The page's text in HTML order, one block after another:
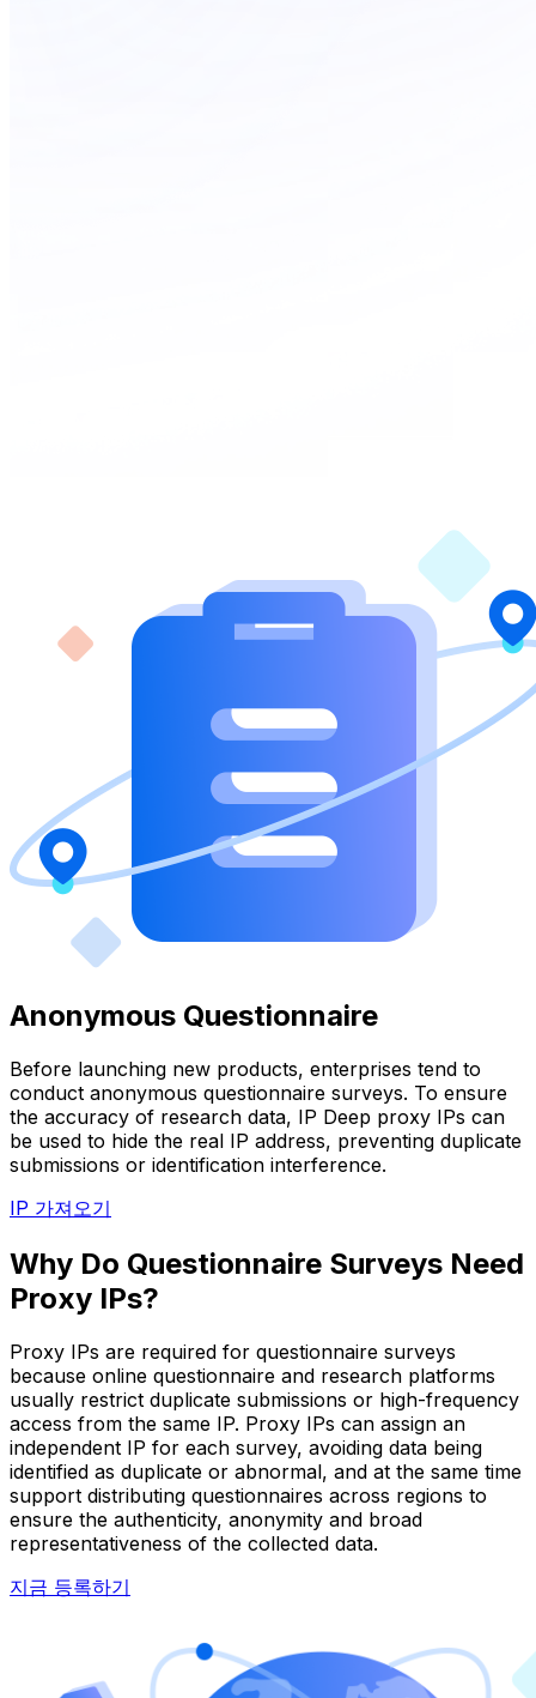
Anonymous Questionnaire
Before launching new products, enterprises tend to
conduct anonymous questionnaire surveys. To ensure
the accuracy of research data, IP Deep proxy IPs can
be used to hide the real IP address, preventing duplicate
submissions or identification interference.
IP 가져오기
Why Do Questionnaire Surveys Need
Proxy IPs?
Proxy IPs are required for questionnaire surveys
because online questionnaire and research platforms
usually restrict duplicate submissions or high-frequency
access from the same IP. Proxy IPs can assign an
independent IP for each survey, avoiding data being
identified as duplicate or abnormal, and at the same time
support distributing questionnaires across regions to
ensure the authenticity, anonymity and broad
representativeness of the collected data.
지금 등록하기